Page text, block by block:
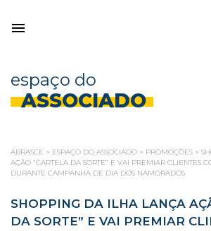
espaço do
ASSOCIADO
ABRASCE > ESPAÇO DO ASSOCIADO > PROMOÇÕES >
AÇÃO “CARTELA DA SORTE” E VAI PREMIAR CLIENTES
DURANTE CAMPANHA DE DIA DOS NAMORADOS
SHOPPING DA ILHA LANÇA
DA SORTE” E VAI PREMIAR